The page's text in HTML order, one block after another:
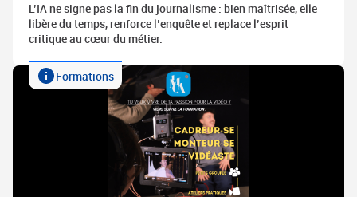
L’IA ne signe pas la fin du journalisme : bien maîtrisée, elle
libère du temps, renforce l’enquête et replace l’esprit
critique au cœur du métier.
Formations